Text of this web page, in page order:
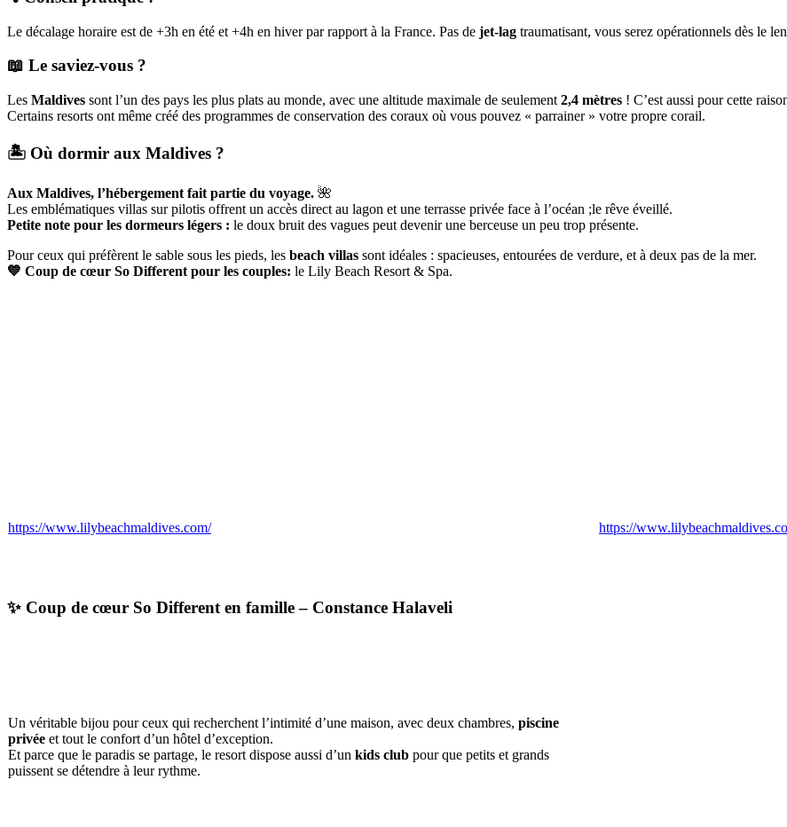
Le décalage horaire est de +3h en été et +4h en hiver par rapport à la France. Pas de jet-lag traumatisant, vous serez opérationnels dès le
📖 Le saviez-vous ?
Les Maldives sont l’un des pays les plus plats au monde, avec une altitude maximale de seulement 2,4 mètres ! C’est aussi pour cette
Certains resorts ont même créé des programmes de conservation des coraux où vous pouvez « parrainer » votre propre corail.
🏝️ Où dormir aux Maldives ?
Aux Maldives, l’hébergement fait partie du voyage. 🌺
Les emblématiques villas sur pilotis offrent un accès direct au lagon et une terrasse privée face à l’océan ;le rêve éveillé.
Petite note pour les dormeurs légers : le doux bruit des vagues peut devenir une berceuse un peu trop présente.
Pour ceux qui préfèrent le sable sous les pieds, les beach villas sont idéales : spacieuses, entourées de verdure, et à deux pas de la mer.
💙 Coup de cœur So Different pour les couples: le Lily Beach Resort & Spa.
https://www.lilybeachmaldives.com/ https://
✨ Coup de cœur So Different en famille – Constance Halaveli
Un véritable bijou pour ceux qui recherchent l’intimité d’une maison, avec deux chambres, piscine
privée et tout le confort d’un hôtel d’exception.
Et parce que le paradis se partage, le resort dispose aussi d’un kids club pour que petits et grands
puissent se détendre à leur rythme.